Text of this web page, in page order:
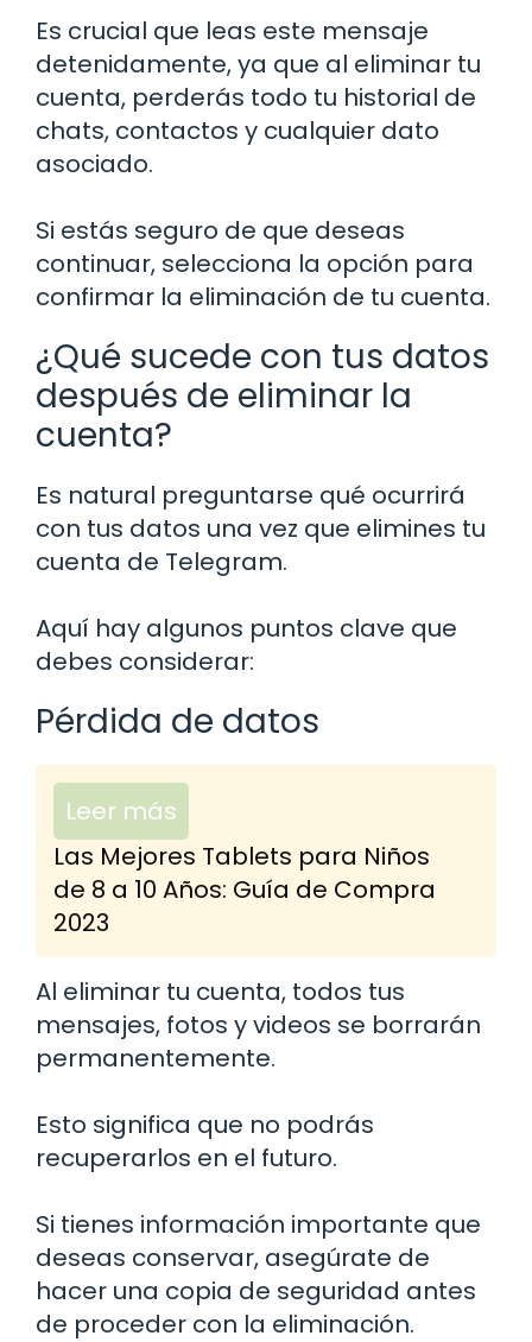
Es crucial que leas este mensaje
detenidamente, ya que al eliminar tu
cuenta, perderás todo tu historial de
chats, contactos y cualquier dato
asociado.
Si estás seguro de que deseas
continuar, selecciona la opción para
confirmar la eliminación de tu cuenta.
¿Qué sucede con tus datos
después de eliminar la
cuenta?
Es natural preguntarse qué ocurrirá
con tus datos una vez que elimines tu
cuenta de Telegram.
Aquí hay algunos puntos clave que
debes considerar:
Pérdida de datos
Leer más
Las Mejores Tablets para Niños
de 8 a 10 Años: Guía de Compra
2023
Al eliminar tu cuenta, todos tus
mensajes, fotos y videos se borrarán
permanentemente.
Esto significa que no podrás
recuperarlos en el futuro.
Si tienes información importante que
deseas conservar, asegúrate de
hacer una copia de seguridad antes
de proceder con la eliminación.